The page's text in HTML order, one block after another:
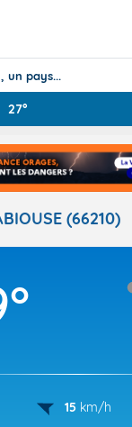
Prévisions
LES RÉSULTATS
Articles
27°
(66210)
15 km/h